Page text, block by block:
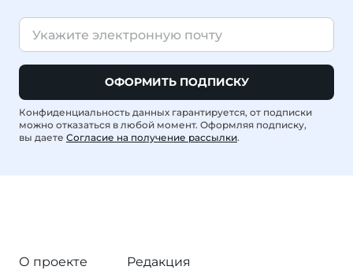
ОФОРМИТЬ ПОДПИСКУ
Конфиденциальность данных гарантируется, от подписки
можно отказаться в любой момент. Оформляя подписку,
вы даете Согласие на получение рассылки.
О проекте
Редакция